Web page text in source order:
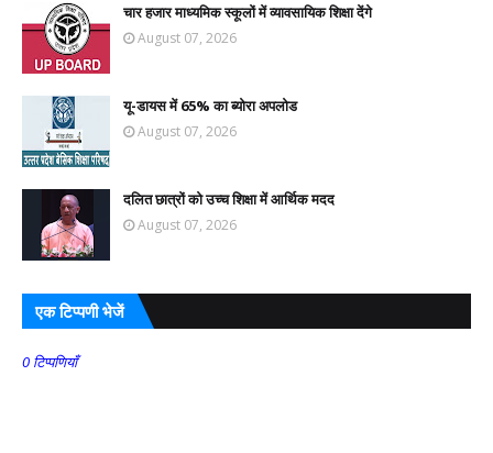
चार हजार माध्यमिक स्कूलों में व्यावसायिक शिक्षा देंगे
August 07, 2026
यू-डायस में 65% का ब्योरा अपलोड
August 07, 2026
दलित छात्रों को उच्च शिक्षा में आर्थिक मदद
August 07, 2026
एक टिप्पणी भेजें
0 टिप्पणियाँ